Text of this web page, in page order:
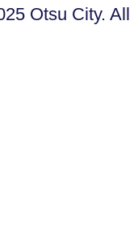
Otsu City.